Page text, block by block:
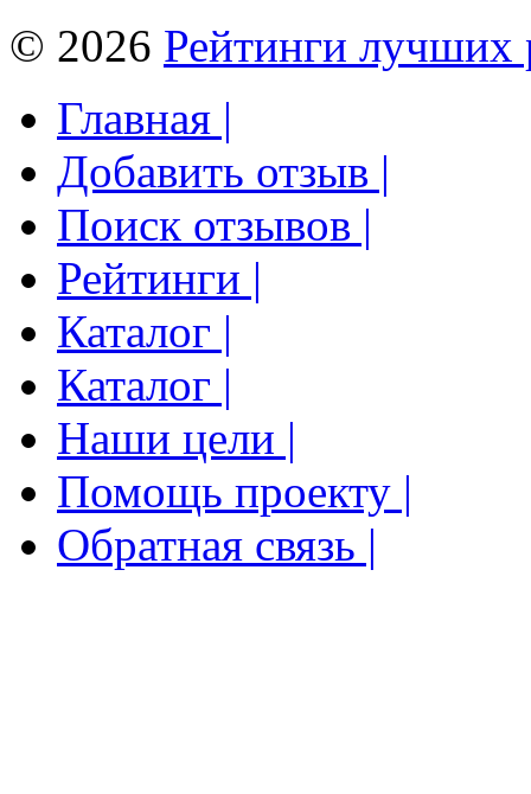
© 2026 Рейтинги лучших
Главная |
Добавить отзыв |
Поиск отзывов |
Рейтинги |
Каталог |
Каталог |
Наши цели |
Помощь проекту |
Обратная связь |